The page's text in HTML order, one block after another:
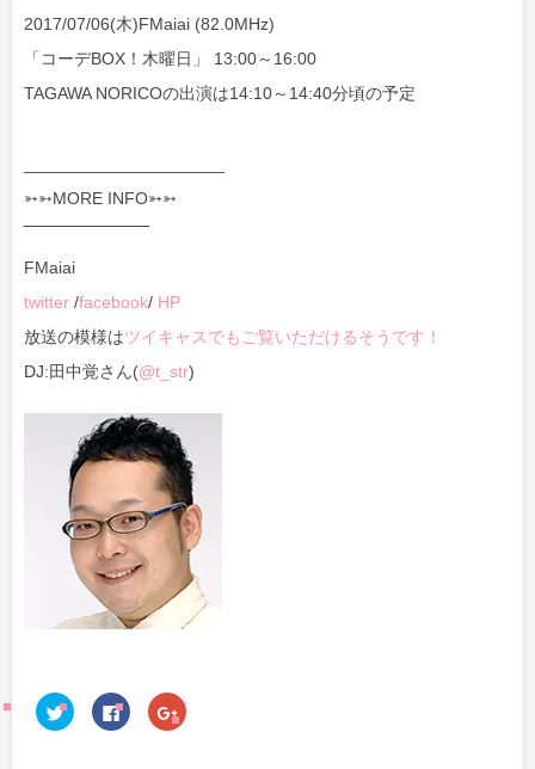
2017/07/06(木)FMaiai (82.0MHz)
「コーデBOX！木曜日」 13:00～16:00
TAGAWA NORICOの出演は14:10～14:40分頃の予定
➳➳MORE INFO➳➳
‾‾‾‾‾‾‾‾‾‾‾‾‾‾‾‾‾‾‾‾‾
FMaiai
twitter /facebook/ HP
放送の模様はツイキャスでもご覧いただけるそうです！
DJ:田中覚さん(@t_str)
ク
リ
F
a
ク
リ